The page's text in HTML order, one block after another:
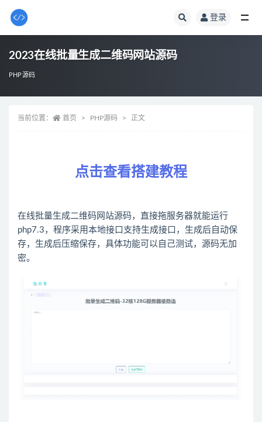
登录
2023在线批量生成二维码网站源码
PHP源码
当前位置： 首页 PHP源码 正文
点击查看搭建教程
在线批量生成二维码网站源码，直接拖服务器就能运行
php7.3，程序采用本地接口支持生成接口，生成后自动保
存，生成后压缩保存，具体功能可以自己测试，源码无加